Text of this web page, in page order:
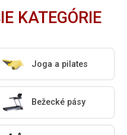
KATEGÓRIE
Joga a pilates
Bežecké pásy